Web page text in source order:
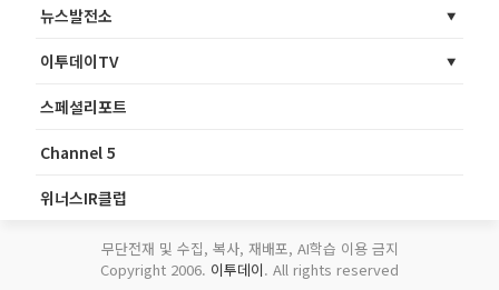
뉴스발전소
이투데이TV
스페셜리포트
Channel 5
위너스IR클럽
무단전재 및 수집, 복사, 재배포, AI학습 이용 금지
Copyright 2006. 이투데이. All rights reserved